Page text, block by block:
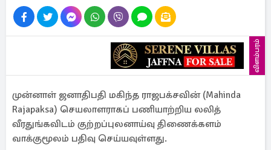
விளம்பரம்
முன்னாள் ஜனாதிபதி மகிந்த ராஜபக்சவின் (Mahinda
Rajapaksa) செயலாளராகப் பணியாற்றிய லலித்
வீரதுங்கவிடம் குற்றப்புலனாய்வு திணைக்களம்
வாக்குமூலம் பதிவு செய்யவுள்ளது.